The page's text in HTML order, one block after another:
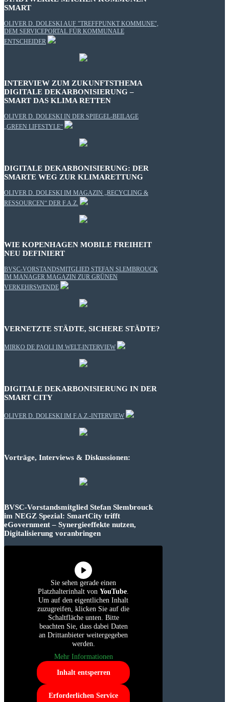
SMART
OLIVER D. DOLESKI AUF "TREFFPUNKT KOMMUNE",
DEM SERVICEPORTAL FÜR KOMMUNALE
ENTSCHEIDER
INTERVIEW ZUM ZUKUNFTSTHEMA
DIGITALE DEKARBONISIERUNG –
SMART DAS KLIMA RETTEN
OLIVER D. DOLESKI IN DER SPIEGEL-BEILAGE
„GREEN LIFESTYLE“
DIGITALE DEKARBONISIERUNG: DER
SMARTE WEG ZUR KLIMARETTUNG
OLIVER D. DOLESKI IM MAGAZIN „RECYCLING &
RESSOURCEN“ DER F.A.Z.
WIE KOPENHAGEN MOBILE FREIHEIT
NEU DEFINIERT
BVSC-VORSTANDSMITGLIED STEFAN SLEMBROUCK
IM MANAGER MAGAZIN ZUR GRÜNEN
VERKEHRSWENDE
VERNETZTE STÄDTE, SICHERE STÄDTE?
MIRKO DE PAOLI IM WELT-INTERVIEW
DIGITALE DEKARBONISIERUNG IN DER
SMART CITY
OLIVER D. DOLESKI IM F.A.Z.-INTERVIEW
Vorträge, Interviews & Diskussionen:
BVSC-Vorstandsmitglied Stefan Slembrouck
im NEGZ Spezial: SmartCity trifft
eGovernment – Synergieeffekte nutzen,
Digitalisierung voranbringen
Sie sehen gerade einen
Platzhalterinhalt von YouTube.
Um auf den eigentlichen Inhalt
zuzugreifen, klicken Sie auf die
Schaltfläche unten. Bitte
beachten Sie, dass dabei Daten
an Drittanbieter weitergegeben
werden.
Mehr Informationen
Inhalt entsperren
Erforderlichen Service